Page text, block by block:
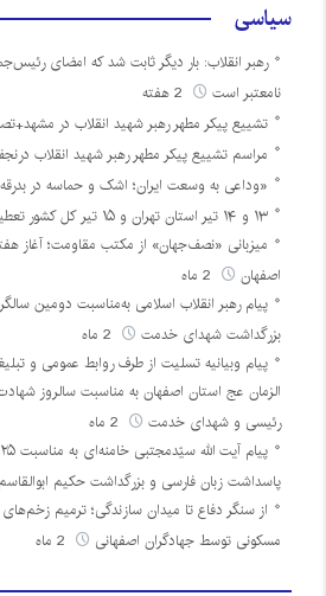
سیاسی
رهبر انقلاب: بار دیگر ثابت شد که امضای
نامعتبر است
تشییع پیکر مطهر رهبر شهید انقلاب در
مراسم تشییع پیکر مطهر رهبر شهید انقلاب
«وداعی به وسعت ایران؛ اشک و حماسه در
۱۳ و ۱۴ تیر استان تهران و ۱۵ تیر کل کشور تعطیل است
میزبانی «نصف‌جهان» از مکتب مقاومت؛ آغاز
اصفهان
پیام رهبر انقلاب اسلامی به‌مناسبت دومین
بزرگداشت شهدای خدمت
پیام وبیانیه تسلیت از طرف روابط عمومی و
الزمان عج استان اصفهان به مناسبت سالروز
رئیسی و شهدای خدمت
پاسداشت زبان فارسی و بزرگداشت حکیم
مسکونی توسط جهادگران اصفهانی